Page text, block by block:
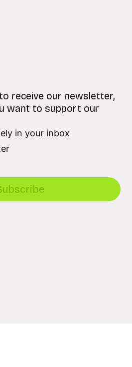
receive our newsletter,
want to support our
in your inbox